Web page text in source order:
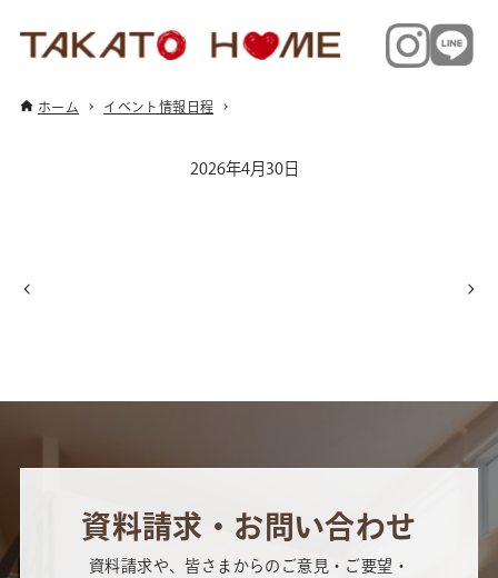
ホーム イベント情報日程
2026年4月30日
資料請求・お問い合わせ
資料請求や、皆さまからのご意見・ご要望・